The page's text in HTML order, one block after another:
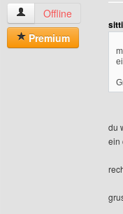
6p-iceblue Benutzer-
Offline
Premium
du
ein